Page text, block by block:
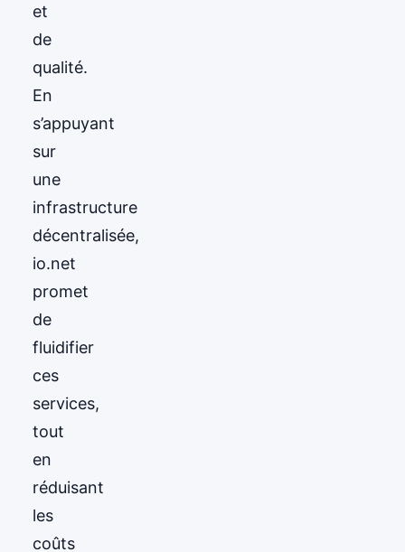
et
de
qualité.
En
s’appuyant
sur
une
infrastructure
décentralisée,
io.net
promet
de
fluidifier
ces
services,
tout
en
réduisant
les
coûts